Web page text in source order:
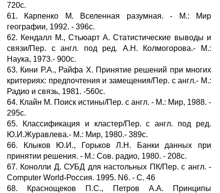
720с.
61. Карпенко М. Вселенная разумная. - М.: Мир
географии, 1992. - 396с.
62. Кендалл М., Стьюарт А. Статистические выводы и
связи/Пер. с англ. под ред. А.Н. Колмогорова.- М.:
Наука, 1973.- 900с.
63. Кини Р.А., Райфа Х. Принятие решений при многих
критериях: предпочтения и замещения/Пер. с англ.- М.:
Радио и связь, 1981. -560с.
64. Клайн М. Поиск истины/Пер. с англ. - М.: Мир, 1988. -
295с.
65. Классификация и кластер/Пер. с англ. под ред.
Ю.И.Журавлева.- М.: Мир, 1980.- 389с.
66. Клыков Ю.И., Горьков Л.Н. Банки данных при
принятии решения. - М.: Сов. радио, 1980. - 208с.
67. Конолли Д. СУБД для настольных ПК/Пер. с англ. -
Computer World-Россия. 1995. N6. - C. 46
68. Краснощеков П.С., Петров А.А. Принципы